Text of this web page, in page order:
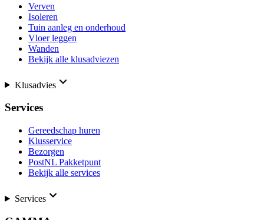
Verven
Isoleren
Tuin aanleg en onderhoud
Vloer leggen
Wanden
Bekijk alle klusadviezen
Klusadvies
Services
Gereedschap huren
Klusservice
Bezorgen
PostNL Pakketpunt
Bekijk alle services
Services